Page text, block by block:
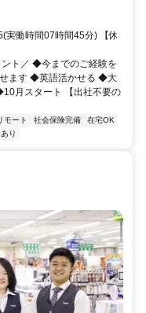
実働時間07時間45分) 【休
ント／ ◆今までのご経験を
ます ◆英語活かせる ◆大
月スタート 【出社不要の
モート 社会保険完備
在宅OK
り